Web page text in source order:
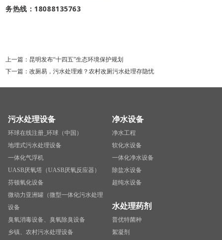
务热线：18088135763
上一篇： 昆明发布“十四五”生态环境保护规划
下一篇：改厕易，污水处理难？农村改厕污水处理存隐忧
污水处理设备
环球在线注册_环球（中国）
地埋式污水处理设备
一体化气浮机
UASB厌氧塔（UASB厌氧反应器）
芬顿氧化设备
微动力亚洲罐（微型一体化污水处理
设备
臭氧消毒设备、臭氧除臭设备
乡镇、农村污水处理设备
净水设备
净水工程
软化水设备
一体化净水设备
除盐水设备
超纯水设备
水处理药剂
普优特菌种
絮凝剂